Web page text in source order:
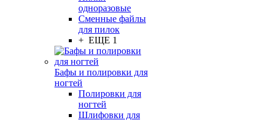
одноразовые
Сменные файлы
для пилок
+ ЕЩЕ 1
Бафы и полировки для
ногтей
Полировки для
ногтей
Шлифовки для